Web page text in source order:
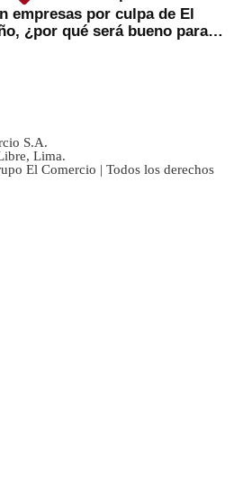
empresas por culpa de El
¿por qué será bueno para
S.A.
Lima.
El Comercio | Todos los derechos